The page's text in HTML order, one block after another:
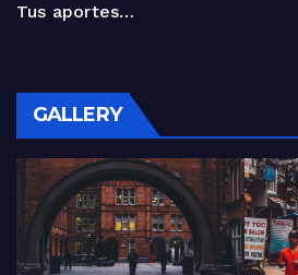
Tus aportes…
GALLERY